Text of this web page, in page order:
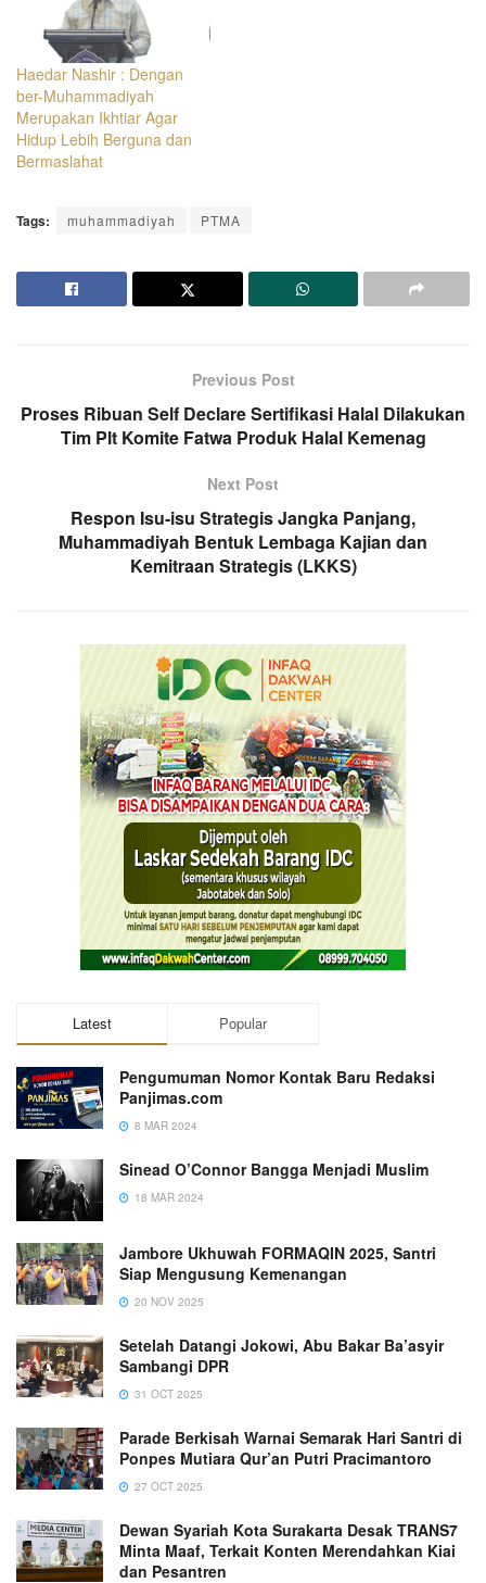
Haedar Nashir : Dengan
ber-Muhammadiyah
Merupakan Ikhtiar Agar
Hidup Lebih Berguna dan
Bermaslahat
Tags: muhammadiyah PTMA
Previous Post
Proses Ribuan Self Declare Sertifikasi Halal Dilakukan
Tim Plt Komite Fatwa Produk Halal Kemenag
Next Post
Respon Isu-isu Strategis Jangka Panjang,
Muhammadiyah Bentuk Lembaga Kajian dan
Kemitraan Strategis (LKKS)
Latest Popular
Pengumuman Nomor Kontak Baru Redaksi
Panjimas.com
8 MAR 2024
Sinead O’Connor Bangga Menjadi Muslim
18 MAR 2024
Jambore Ukhuwah FORMAQIN 2025, Santri
Siap Mengusung Kemenangan
20 NOV 2025
Setelah Datangi Jokowi, Abu Bakar Ba’asyir
Sambangi DPR
31 OCT 2025
Parade Berkisah Warnai Semarak Hari Santri di
Ponpes Mutiara Qur’an Putri Pracimantoro
27 OCT 2025
Dewan Syariah Kota Surakarta Desak TRANS7
Minta Maaf, Terkait Konten Merendahkan Kiai
dan Pesantren